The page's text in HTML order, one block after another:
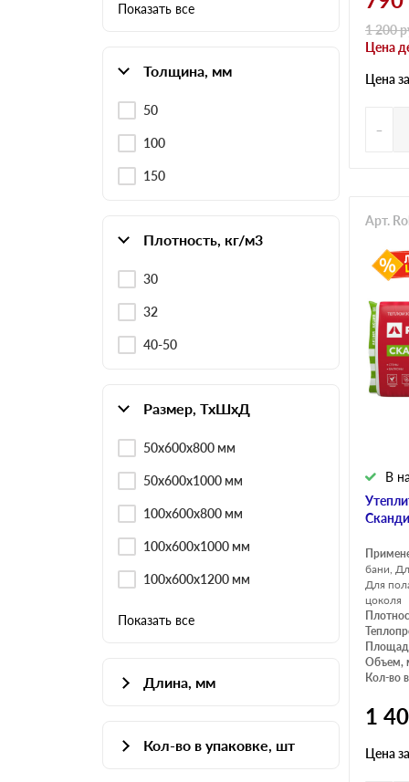
Показать все
Толщина, мм
50
100
150
Плотность, кг/м3
30
32
40-50
Размер, ТхШхД
50х600х800 мм
50х600х1000 мм
100х600х800 мм
100х600х1000 мм
100х600х1200 мм
Показать все
Длина, мм
1000
Кол-во в упаковке, шт
1 200
Цена
Цена за
-
В
Арт.
бани,
Для
цоколя
Объем,
Кол-во
1
Цена за